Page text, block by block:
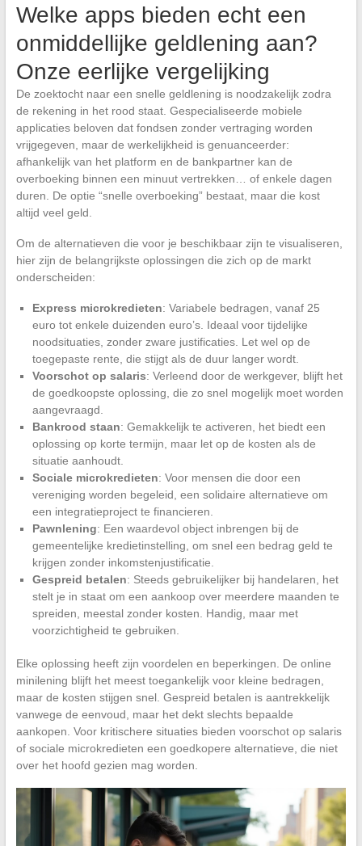
Welke apps bieden echt een
onmiddellijke geldlening aan?
Onze eerlijke vergelijking
De zoektocht naar een snelle geldlening is noodzakelijk zodra
de rekening in het rood staat. Gespecialiseerde mobiele
applicaties beloven dat fondsen zonder vertraging worden
vrijgegeven, maar de werkelijkheid is genuanceerder:
afhankelijk van het platform en de bankpartner kan de
overboeking binnen een minuut vertrekken… of enkele dagen
duren. De optie “snelle overboeking” bestaat, maar die kost
altijd veel geld.
Om de alternatieven die voor je beschikbaar zijn te visualiseren,
hier zijn de belangrijkste oplossingen die zich op de markt
onderscheiden:
Express microkredieten: Variabele bedragen, vanaf 25
euro tot enkele duizenden euro’s. Ideaal voor tijdelijke
noodsituaties, zonder zware justificaties. Let wel op de
toegepaste rente, die stijgt als de duur langer wordt.
Voorschot op salaris: Verleend door de werkgever, blijft het
de goedkoopste oplossing, die zo snel mogelijk moet worden
aangevraagd.
Bankrood staan: Gemakkelijk te activeren, het biedt een
oplossing op korte termijn, maar let op de kosten als de
situatie aanhoudt.
Sociale microkredieten: Voor mensen die door een
vereniging worden begeleid, een solidaire alternatieve om
een integratieproject te financieren.
Pawnlening: Een waardevol object inbrengen bij de
gemeentelijke kredietinstelling, om snel een bedrag geld te
krijgen zonder inkomstenjustificatie.
Gespreid betalen: Steeds gebruikelijker bij handelaren, het
stelt je in staat om een aankoop over meerdere maanden te
spreiden, meestal zonder kosten. Handig, maar met
voorzichtigheid te gebruiken.
Elke oplossing heeft zijn voordelen en beperkingen. De online
minilening blijft het meest toegankelijk voor kleine bedragen,
maar de kosten stijgen snel. Gespreid betalen is aantrekkelijk
vanwege de eenvoud, maar het dekt slechts bepaalde
aankopen. Voor kritischere situaties bieden voorschot op salaris
of sociale microkredieten een goedkopere alternatieve, die niet
over het hoofd gezien mag worden.